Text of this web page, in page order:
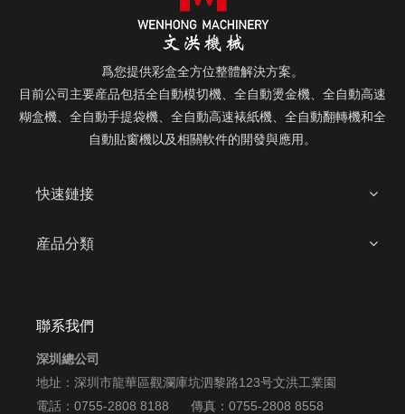
爲您提供彩盒全方位整體解決方案。
目前公司主要産品包括全自動模切機、全自動燙金機、全自動高速
糊盒機、全自動手提袋機、全自動高速裱紙機、全自動翻轉機和全
自動貼窗機以及相關軟件的開發與應用。
快速鏈接
産品分類
聯系我們
深圳總公司
地址：深圳市龍華區觀瀾庫坑泗黎路123号文洪工業園
電話：0755-2808 8188 傳真：0755-2808 8558